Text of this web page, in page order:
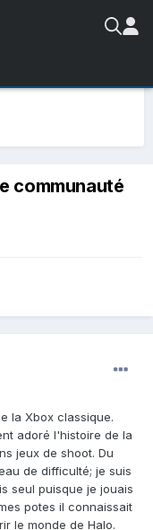
communauté
la Xbox classique.
adoré l'histoire de la
jeux de shoot. Du
de difficulté; je suis
seul puisque je jouais
potes il connaissait
le monde de Halo.